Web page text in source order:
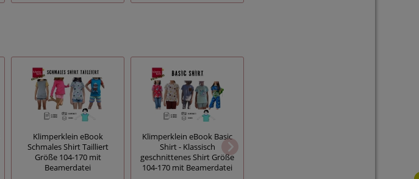
Klimperklein eBook
Schmales Shirt Tailliert
Größe 104-170 mit
Beamerdatei
Klimperklein eBook Basic
Shirt - Klassisch
geschnittenes Shirt Größe
104-170 mit Beamerdatei